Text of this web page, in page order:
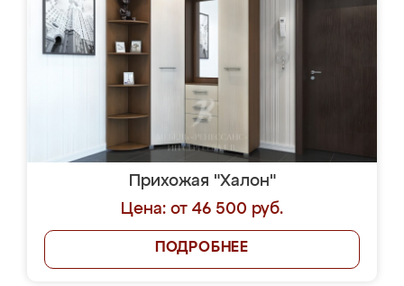
Прихожая "Халон"
Цена: от 46 500 руб.
ПОДРОБНЕЕ